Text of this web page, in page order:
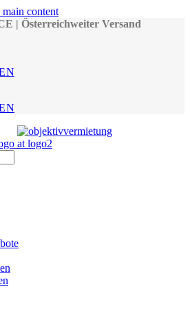
content
| Österreichweiter Versand